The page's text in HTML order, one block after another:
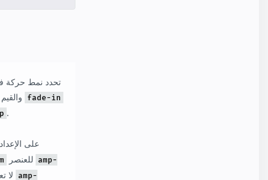
تحدد نمط حركة
fade-in
.
amp-
amp-